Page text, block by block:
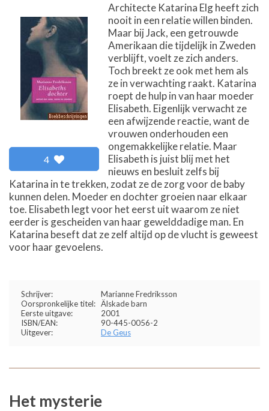
4
Architecte Katarina Elg heeft zich
nooit in een relatie willen binden.
Maar bij Jack, een getrouwde
Amerikaan die tijdelijk in Zweden
verblijft, voelt ze zich anders.
Toch breekt ze ook met hem als
ze in verwachting raakt. Katarina
roept de hulp in van haar moeder
Elisabeth. Eigenlijk verwacht ze
een afwijzende reactie, want de
vrouwen onderhouden een
ongemakkelijke relatie. Maar
Elisabeth is juist blij met het
nieuws en besluit zelfs bij
Katarina in te trekken, zodat ze de zorg voor de baby
kunnen delen. Moeder en dochter groeien naar elkaar
toe. Elisabeth legt voor het eerst uit waarom ze niet
eerder is gescheiden van haar gewelddadige man. En
Katarina beseft dat ze zelf altijd op de vlucht is geweest
voor haar gevoelens.
Schrijver:
Marianne Fredriksson
Oorspronkelijke titel: Älskade barn
Eerste uitgave:
2001
ISBN/EAN:
90-445-0056-2
Uitgever:
De Geus
Het mysterie